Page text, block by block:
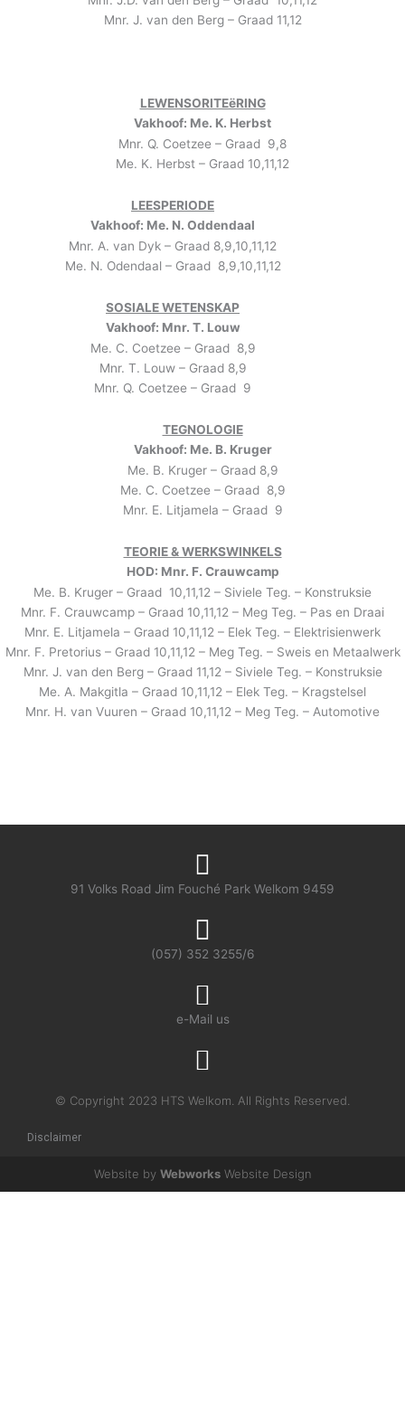
Mnr. J. van den Berg – Graad 11,12
LEWENSORITEëRING
Vakhoof: Me. K. Herbst
Mnr. Q. Coetzee – Graad 9,8
Me. K. Herbst – Graad 10,11,12
LEESPERIODE
Vakhoof: Me. N. Oddendaal
Mnr. A. van Dyk – Graad 8,9,10,11,12
Me. N. Odendaal – Graad 8,9,10,11,12
SOSIALE WETENSKAP
Vakhoof: Mnr. T. Louw
Me. C. Coetzee – Graad 8,9
Mnr. T. Louw – Graad 8,9
Mnr. Q. Coetzee – Graad 9
TEGNOLOGIE
Vakhoof: Me. B. Kruger
Me. B. Kruger – Graad 8,9
Me. C. Coetzee – Graad 8,9
Mnr. E. Litjamela – Graad 9
TEORIE & WERKSWINKELS
HOD: Mnr. F. Crauwcamp
Me. B. Kruger – Graad 10,11,12 – Siviele Teg. – Konstruksie
Mnr. F. Crauwcamp – Graad 10,11,12 – Meg Teg. – Pas en Draai
Mnr. E. Litjamela – Graad 10,11,12 – Elek Teg. – Elektrisienwerk
Mnr. F. Pretorius – Graad 10,11,12 – Meg Teg. – Sweis en Metaalwerk
Mnr. J. van den Berg – Graad 11,12 – Siviele Teg. – Konstruksie
Me. A. Makgitla – Graad 10,11,12 – Elek Teg. – Kragstelsel
Mnr. H. van Vuuren – Graad 10,11,12 – Meg Teg. – Automotive
91 Volks Road Jim Fouché Park Welkom 9459
(057) 352 3255/6
e-Mail us
© Copyright 2023 HTS Welkom. All Rights Reserved.
Disclaimer
Website by WebworksWebsite Design